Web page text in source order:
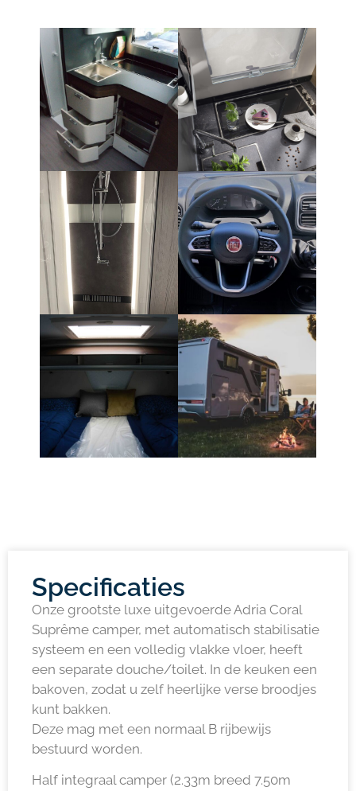
Specificaties
Onze grootste luxe uitgevoerde Adria Coral
Suprême camper, met automatisch stabilisatie
systeem en een volledig vlakke vloer, heeft
een separate douche/toilet. In de keuken een
bakoven, zodat u zelf heerlijke verse broodjes
kunt bakken.
Deze mag met een normaal B rijbewijs
bestuurd worden.
Half integraal camper (2.33m breed 7.50m